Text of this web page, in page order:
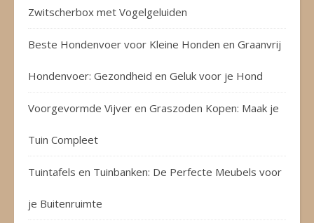
Zwitscherbox met Vogelgeluiden
Beste Hondenvoer voor Kleine Honden en Graanvrij
Hondenvoer: Gezondheid en Geluk voor je Hond
Voorgevormde Vijver en Graszoden Kopen: Maak je
Tuin Compleet
Tuintafels en Tuinbanken: De Perfecte Meubels voor
je Buitenruimte